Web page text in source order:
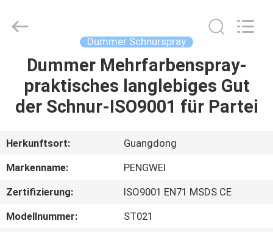
STARTSEITE
PRODUKTE
VIDEOS
UNS
Chemical
Co.,Limited.
Dummer Schnurspray
Dummer Mehrfarbenspray-
praktisches langlebiges Gut
der Schnur-ISO9001 für Partei
Herkunftsort:
Guangdong
Markenname:
PENGWEI
Zertifizierung:
ISO9001 EN71 MSDS CE
Modellnummer:
ST021